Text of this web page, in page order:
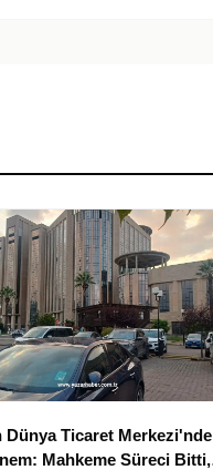
Dünya Ticaret Merkezi'nde
Mahkeme Süreci Bitti,